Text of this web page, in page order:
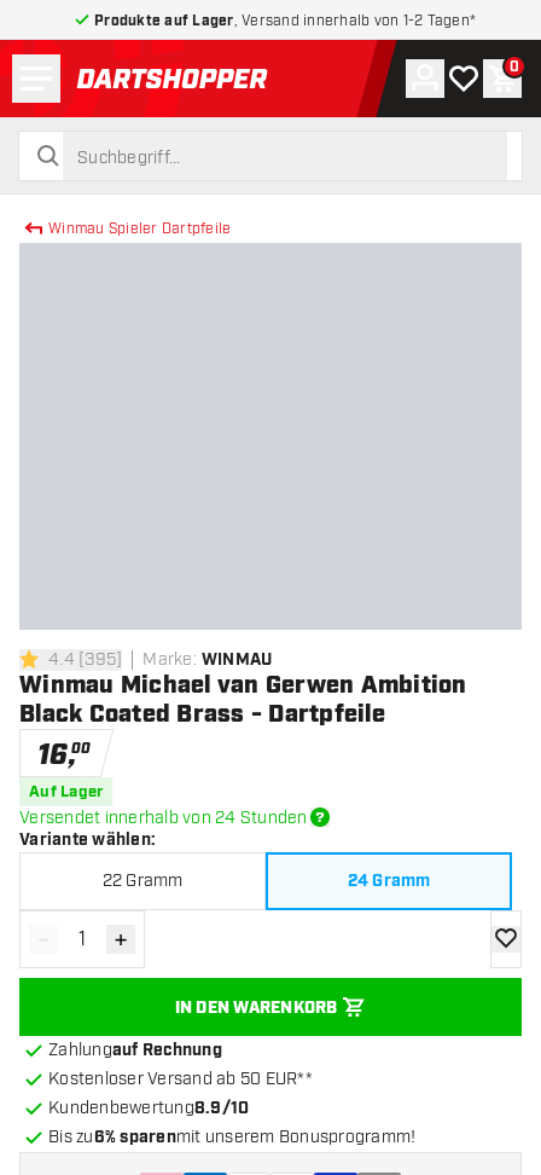
Produkte auf Lager , Versand innerhalb von 1-2 Tagen*
zurück zur Startseite
suchen
suchen
Konto
Meine 0
Winmau Spieler Dartpfeile
4.4 Bewertungssterne
4.4 [395] Marke: WINMAU
Winmau Michael van Gerwen Ambition
Black Coated Brass - Dartpfeile
16,00
Auf Lager
Versendet innerhalb von 24 Stunden
Variante wählen:
22 Gramm 24 Gramm
Menge verringern
- Menge erhöhen
+
IN DEN WARENKORB
Zur
Zahlungauf Rechnung
Kostenloser Versand ab 50 EUR**
Kundenbewertung8.9/10
Bis zu6% sparenmit unserem Bonusprogramm!